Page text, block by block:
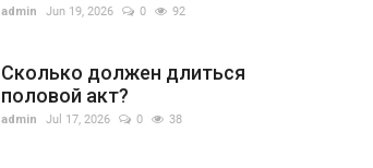
admin Jun 19, 2026 0 92
Сколько должен длиться
половой акт?
admin Jul 17, 2026 0 38